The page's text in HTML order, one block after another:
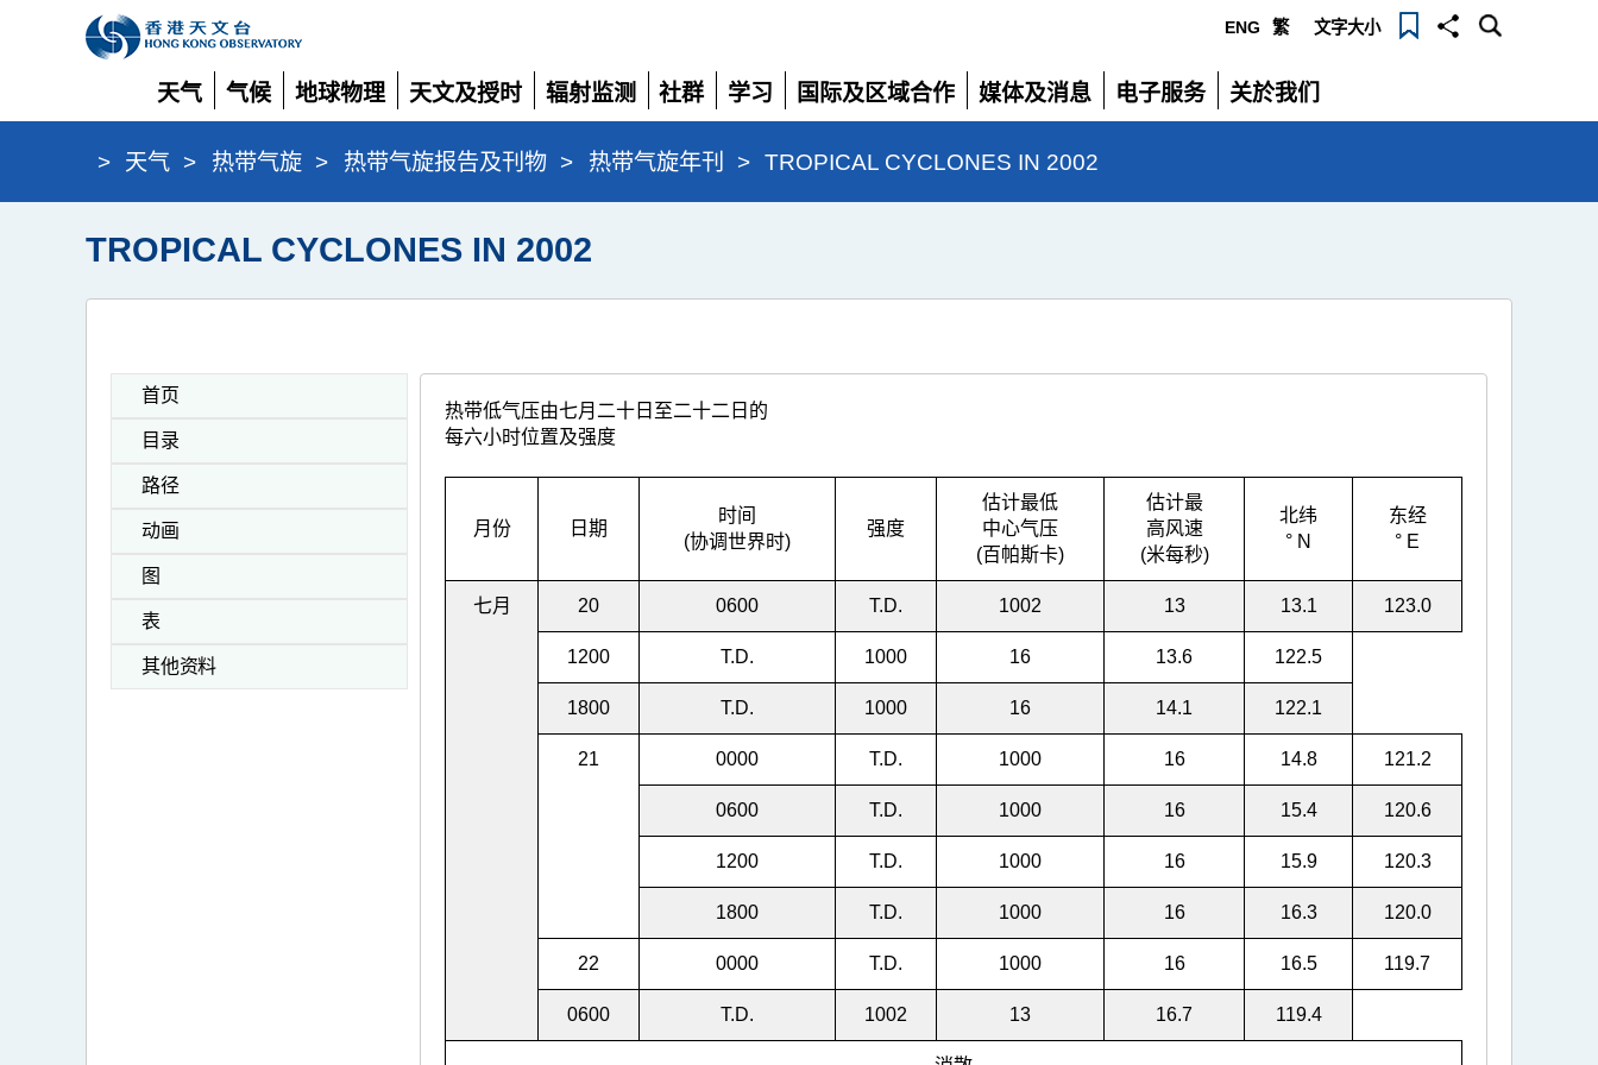
ENG 繁 文字大小
天气
展
开
气候
展
开
地球物理
展
开
天文及授时
展
开
辐射监测
展
开
社群
展
开
学习
展
开
国际及区域合作
展
开
媒体及消息
展
开
电子服务
展
关於我们
展
> 天气 > 热带气旋 > 热带气旋报告及刊物 > 热带气旋年刊 > TROPICAL CYCLONES IN 2002
TROPICAL CYCLONES IN 2002
首页
目录
路径
动画
图
表
其他资料
热带低气压由七月二十日至二十二日的
每六小时位置及强度
月份 日期
时间
(协调世界时)
强度
估计最低
中心气压
(百帕斯卡)
估计最
高风速
(米每秒)
北纬
° N
东经
° E
七月 20 0600 T.D. 1002 13 13.1 123.0
1200 T.D. 1000 16 13.6 122.5
1800 T.D. 1000 16 14.1 122.1
21 0000 T.D. 1000 16 14.8 121.2
0600 T.D. 1000 16 15.4 120.6
1200 T.D. 1000 16 15.9 120.3
1800 T.D. 1000 16 16.3 120.0
22 0000 T.D. 1000 16 16.5 119.7
0600 T.D. 1002 13 16.7 119.4